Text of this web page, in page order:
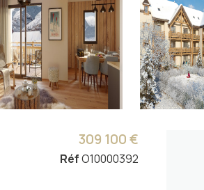
309 100 €
RéfO10000392